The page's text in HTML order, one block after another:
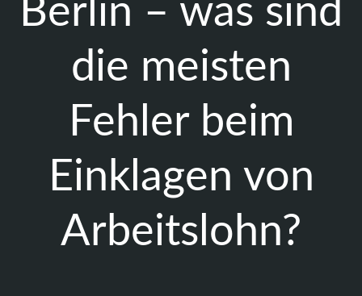
Berlin – was sind
die meisten
Fehler beim
Einklagen von
Arbeitslohn?